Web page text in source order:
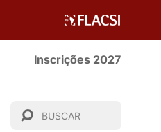
Inscrições 2027